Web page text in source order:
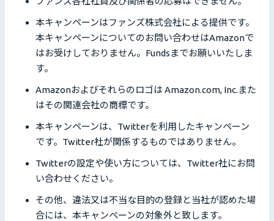
本キャンペーンはファンズ株式会社による提供です。
本キャンペーンについてのお問い合わせはAmazonで
はお受けしておりません。Fundsまでお願いいたしま
す。
Amazonおよびそれらのロゴは Amazon.com, Inc.また
はその関連会社の商標です。
本キャンペーンは、Twitterを利用したキャンペーン
です。Twitter社が関係するものではありません。
Twitterの設定や使い方については、Twitter社にお問
い合わせください。
その他、違法又は不当な目的の登録と当社が認めた場
合には、本キャンペーンの対象外と致します。